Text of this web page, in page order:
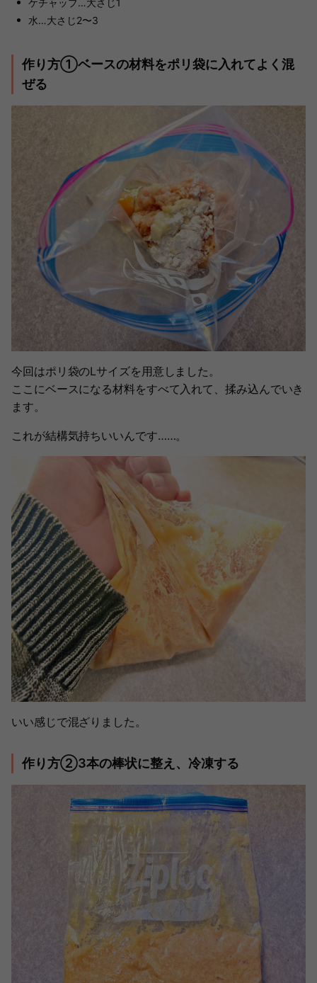
ケチャップ…大さじ1
水…大さじ2〜3
作り方①ベースの材料をポリ袋に入れてよく混
ぜる
今回はポリ袋のLサイズを用意しました。
ここにベースになる材料をすべて入れて、揉み込んでいき
ます。
これが結構気持ちいいんです……。
いい感じで混ざりました。
作り方②3本の棒状に整え、冷凍する